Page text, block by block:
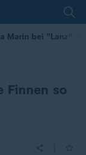
Marin bei "Lanz":
Finnen so